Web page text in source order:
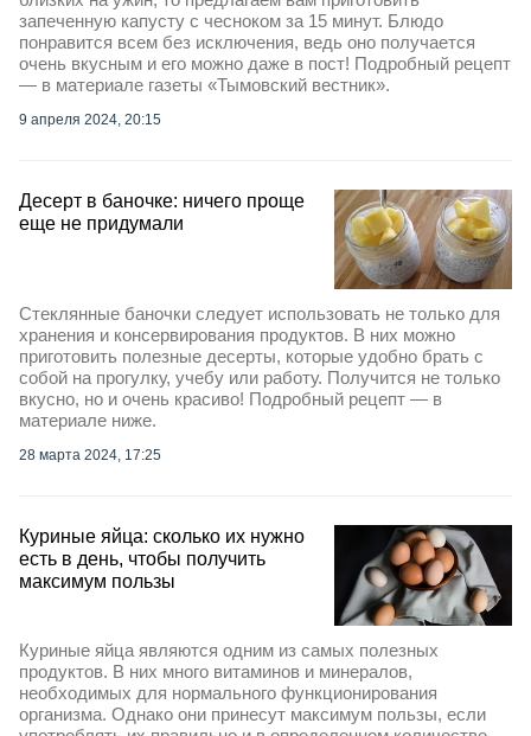
запеченную капусту с чесноком за 15 минут. Блюдо
понравится всем без исключения, ведь оно получается
очень вкусным и его можно даже в пост! Подробный рецепт
— в материале газеты «Тымовский вестник».
9 апреля 2024, 20:15
Десерт в баночке: ничего проще
еще не придумали
Стеклянные баночки следует использовать не только для
хранения и консервирования продуктов. В них можно
приготовить полезные десерты, которые удобно брать с
собой на прогулку, учебу или работу. Получится не только
вкусно, но и очень красиво! Подробный рецепт — в
материале ниже.
28 марта 2024, 17:25
Куриные яйца: сколько их нужно
есть в день, чтобы получить
максимум пользы
Куриные яйца являются одним из самых полезных
продуктов. В них много витаминов и минералов,
необходимых для нормального функционирования
организма. Однако они принесут максимум пользы, если